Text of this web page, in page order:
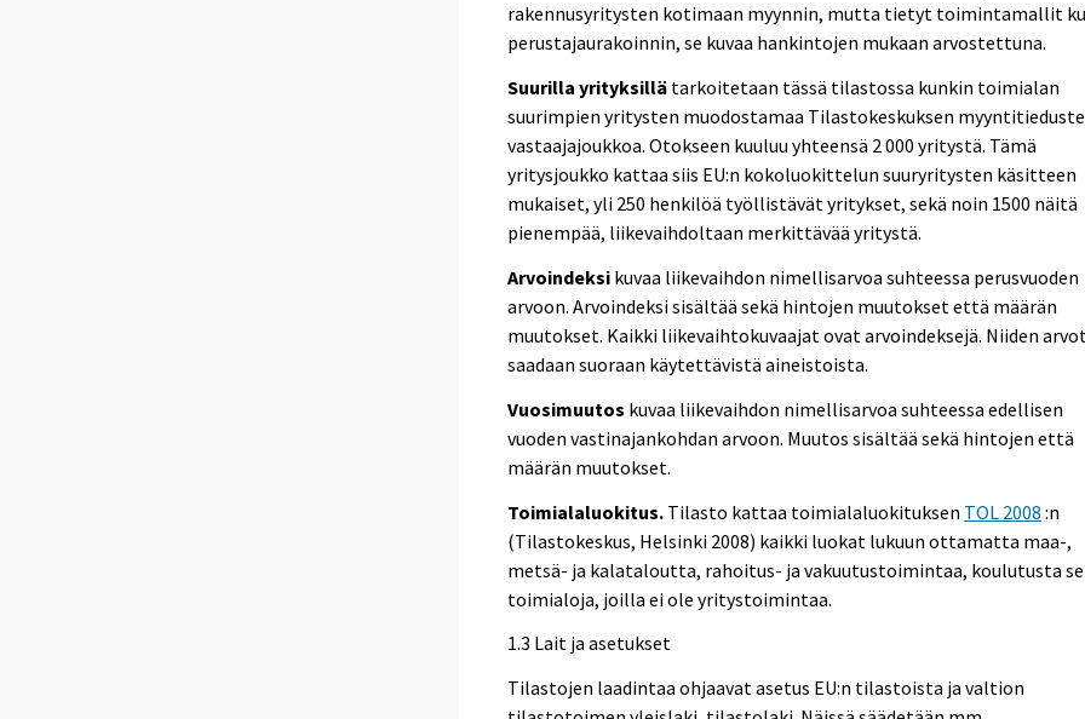
rakennusyritysten kotimaan myynnin, mutta tietyt toimintamallit
perustajaurakoinnin, se kuvaa hankintojen mukaan arvostettuna.
Suurilla yrityksillä tarkoitetaan tässä tilastossa kunkin toimialan
suurimpien yritysten muodostamaa Tilastokeskuksen
vastaajajoukkoa. Otokseen kuuluu yhteensä 2 000 yritystä. Tämä
yritysjoukko kattaa siis EU:n kokoluokittelun suuryritysten käsitteen
mukaiset, yli 250 henkilöä työllistävät yritykset, sekä noin 1500 näitä
pienempää, liikevaihdoltaan merkittävää yritystä.
Arvoindeksi kuvaa liikevaihdon nimellisarvoa suhteessa perusvuoden
arvoon. Arvoindeksi sisältää sekä hintojen muutokset että määrän
muutokset. Kaikki liikevaihtokuvaajat ovat arvoindeksejä. Niiden arvot
saadaan suoraan käytettävistä aineistoista.
Vuosimuutos kuvaa liikevaihdon nimellisarvoa suhteessa edellisen
vuoden vastinajankohdan arvoon. Muutos sisältää sekä hintojen että
määrän muutokset.
Toimialaluokitus. Tilasto kattaa toimialaluokituksen TOL 2008 :n
(Tilastokeskus, Helsinki 2008) kaikki luokat lukuun ottamatta maa-,
metsä- ja kalataloutta, rahoitus- ja vakuutustoimintaa, koulutusta
toimialoja, joilla ei ole yritystoimintaa.
1.3 Lait ja asetukset
Tilastojen laadintaa ohjaavat asetus EU:n tilastoista ja valtion